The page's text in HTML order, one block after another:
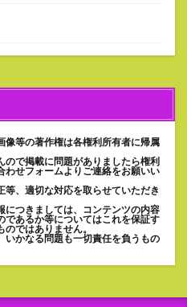
像等の著作権は各権利所有者に帰属
ので掲載に問題がありましたら権利
わせフォームよりご連絡をお願いい
、適切な対応を取らせていただき
につきましては、コンテンツの内容
であるか等についてはこれを保証す
のではありません。
いかなる問題も一切責任を負うもの